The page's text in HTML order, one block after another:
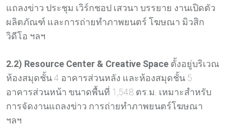
แถลงข่าว ประชุม เวิร์กชอป เสวนา บรรยาย งานเปิดตัว
ผลิตภัณฑ์ และการถ่ายทำภาพยนตร์ โฆษณา มิวสิก
วิดีโอ ฯลฯ
2.2) Resource Center & Creative Space ตั้งอยู่บริเวณ
ห้องสมุดชั้น 4 อาคารส่วนหลัง และห้องสมุดชั้น 5
อาคารส่วนหน้า ขนาดพื้นที่ 1,548 ตร.ม. เหมาะสำหรับ
การจัดงานแถลงข่าว การถ่ายทำภาพยนตร์โฆษณา
ฯลฯ